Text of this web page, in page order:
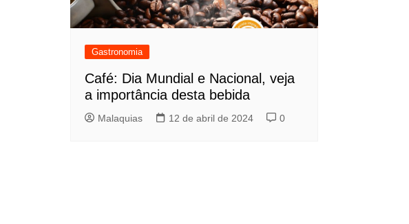
Gastronomia
Café: Dia Mundial e Nacional, veja
a importância desta bebida
Malaquias 12 de abril de 2024 0